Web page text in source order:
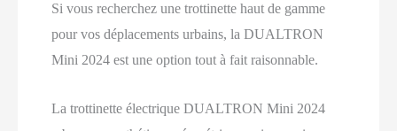
Si vous recherchez une trottinette haut de gamme
pour vos déplacements urbains, la DUALTRON
Mini 2024 est une option tout à fait raisonnable.
La trottinette électrique DUALTRON Mini 2024